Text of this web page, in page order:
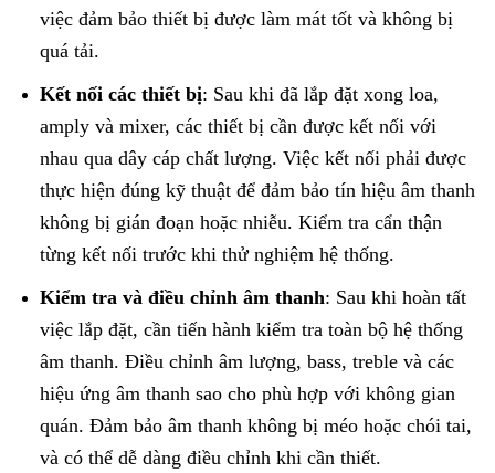
việc đảm bảo thiết bị được làm mát tốt và không bị
quá tải.
Kết nối các thiết bị: Sau khi đã lắp đặt xong loa,
amply và mixer, các thiết bị cần được kết nối với
nhau qua dây cáp chất lượng. Việc kết nối phải được
thực hiện đúng kỹ thuật để đảm bảo tín hiệu âm thanh
không bị gián đoạn hoặc nhiễu. Kiểm tra cẩn thận
từng kết nối trước khi thử nghiệm hệ thống.
Kiểm tra và điều chỉnh âm thanh: Sau khi hoàn tất
việc lắp đặt, cần tiến hành kiểm tra toàn bộ hệ thống
âm thanh. Điều chỉnh âm lượng, bass, treble và các
hiệu ứng âm thanh sao cho phù hợp với không gian
quán. Đảm bảo âm thanh không bị méo hoặc chói tai,
và có thể dễ dàng điều chỉnh khi cần thiết.